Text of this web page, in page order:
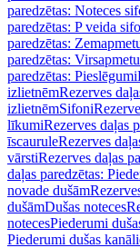
paredzētas: Noteces
paredzētas: P veida
paredzētas:
paredzētas:
paredzētas: Pieslēgumi
izlietnēmRezerves
izlietnēmSifoni
līkumiRezerves daļas
īscauruleRezerves
vārstiRezerves daļas
daļas paredzētas:
novade dušām
dušāmDušas noteces
notecesPiederumi
Piederumi dušas